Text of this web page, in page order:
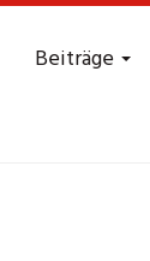
Beiträge